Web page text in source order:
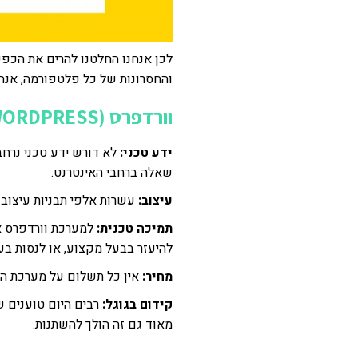
לכן אנחנו החלטנו להרים את
והחסרונות של כל פלטפורמה,
וורדפרס (WORDPRESS):
ידע טכני: לא דורש ידע טכני
שאלה ברחבי האינטרנט.
עיצוב: עשרות אלפי תבניות
תמיכה טכנית: למערכת וורדפרס
להיעזר בבעל מקצוע, או לנסות
מחיר: אין כל תשלום על מערכת
קידום בגוגל: רבים היום
מאוד גם זה הולך להשתנות.